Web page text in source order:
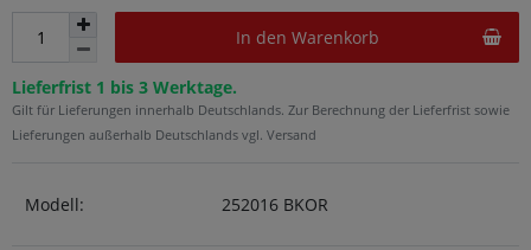
In den Warenkorb
Lieferfrist 1 bis 3 Werktage.
Gilt für Lieferungen innerhalb Deutschlands. Zur Berechnung der Lieferfrist sowie
Lieferungen außerhalb Deutschlands vgl. Versand
Modell: 252016 BKOR